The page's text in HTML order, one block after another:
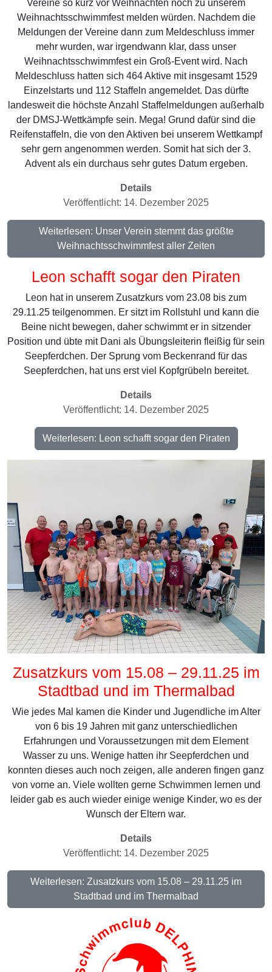
Vereine so kurz vor Weihnachten noch zu unserem
Weihnachtsschwimmfest melden würden. Nachdem die
Meldungen der Vereine dann zum Meldeschluss immer
mehr wurden, war irgendwann klar, dass unser
Weihnachtsschwimmfest ein Groß-Event wird. Nach
Meldeschluss hatten sich 464 Aktive mit insgesamt 1529
Einzelstarts und 112 Staffeln angemeldet. Das dürfte
landesweit die höchste Anzahl Staffelmeldungen außerhalb
der DMSJ-Wettkämpfe sein. Mega! Grund dafür sind die
Reifenstaffeln, die von den Aktiven bei unserem Wettkampf
sehr gern angenommen werden. Somit hat sich der 3.
Advent als ein durchaus sehr gutes Datum ergeben.
Details
Veröffentlicht: 14. Dezember 2025
Weiterlesen: Unser Verein stemmt das größte
Weihnachtsschwimmfest aller Zeiten
Leon schafft sogar den Piraten
Leon hat in unserem Zusatzkurs vom 23.08 bis zum
29.11.25 teilgenommen. Er sitzt im Rollstuhl und kann die
Beine nicht bewegen, daher schwimmt er in sitzender
Position und übte mit Dani als Übungsleiterin fleißig für sein
Seepferdchen. Der Sprung vom Beckenrand für das
Seepferdchen, hat uns erst viel Kopfgrübeln bereitet.
Details
Veröffentlicht: 14. Dezember 2025
Weiterlesen: Leon schafft sogar den Piraten
Zusatzkurs vom 15.08 – 29.11.25 im
Stadtbad und im Thermalbad
Wie jedes Mal kamen die Kinder und Jugendliche im Alter
von 6 bis 19 Jahren mit ganz unterschiedlichen
Erfahrungen und Voraussetzungen mit dem Element
Wasser zu uns. Wenige hatten ihr Seepferdchen und
konnten dieses auch noch zeigen, alle anderen fingen ganz
von vorne an. Viele wollten gerne Schwimmen lernen und
leider gab es auch wieder einige wenige Kinder, wo es der
Wunsch der Eltern war.
Details
Veröffentlicht: 14. Dezember 2025
Weiterlesen: Zusatzkurs vom 15.08 – 29.11.25 im
Stadtbad und im Thermalbad